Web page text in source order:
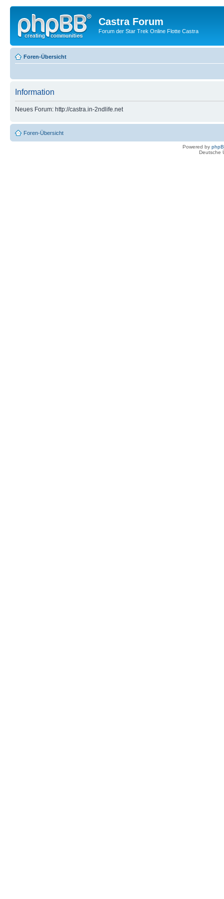
Castra Forum
Forum der Star Trek Online Flotte Castra
Foren-Übersicht
Information
Neues Forum: http://castra.in-2ndlife.net
Foren-Übersicht
Powered by
Deutsche